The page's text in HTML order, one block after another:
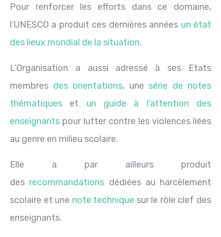
Pour renforcer les efforts dans ce domaine,
l’UNESCO a produit ces dernières années un état
des lieux mondial de la situation.
L’Organisation a aussi adressé à ses Etats
membres des orientations, une série de notes
thématiques et un guide à l’attention des
enseignants pour lutter contre les violences liées
au genre en milieu scolaire.
Elle a par ailleurs produit
des recommandations dédiées au harcèlement
scolaire et une note technique sur le rôle clef des
enseignants.